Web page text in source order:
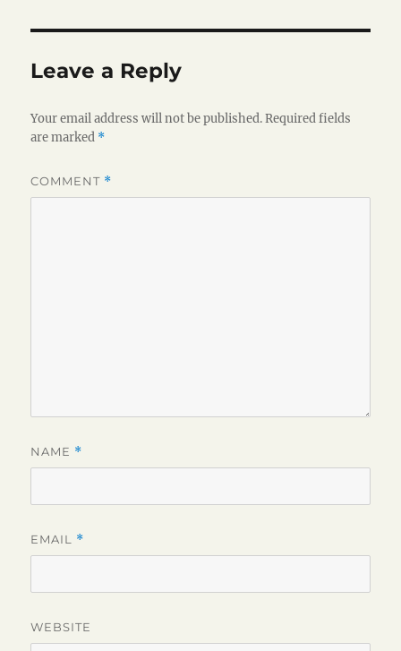
Leave a Reply
Your email address will not be published. Required fields
are marked *
COMMENT *
NAME *
EMAIL *
WEBSITE